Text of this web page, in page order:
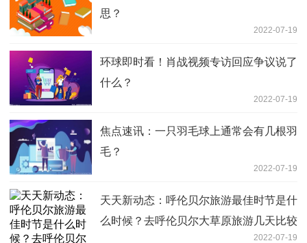
思？
2022-07-19
环球即时看！肖战视频专访回应争议说了
什么？
2022-07-19
焦点速讯：一只羽毛球上通常会有几根羽
毛？
2022-07-19
天天新动态：呼伦贝尔旅游最佳时节是什
么时候？去呼伦贝尔大草原旅游几天比较
2022-07-19